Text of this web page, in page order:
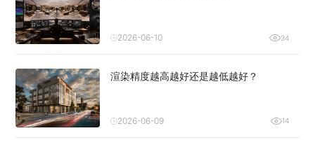
2026-06-10 34
渲染精度越高越好还是越低越好？
2026-06-09 14